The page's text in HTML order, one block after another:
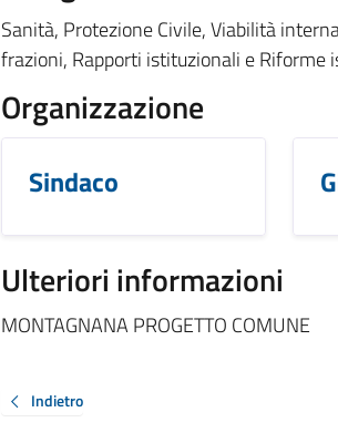
Sanità, Protezione Civile, Viabilità
frazioni, Rapporti istituzionali e Riforme
Organizzazione
Sindaco
Ulteriori informazioni
MONTAGNANA PROGETTO COMUNE
Indietro